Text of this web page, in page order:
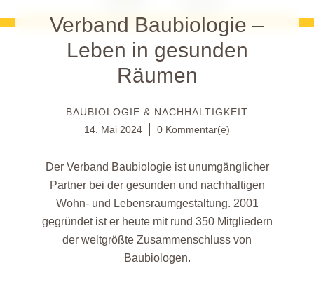
Verband Baubiologie –
Leben in gesunden
Räumen
BAUBIOLOGIE & NACHHALTIGKEIT
14. Mai 2024
0 Kommentar(e)
Der Verband Baubiologie ist unumgänglicher
Partner bei der gesunden und nachhaltigen
Wohn- und Lebensraumgestaltung. 2001
gegründet ist er heute mit rund 350 Mitgliedern
der weltgrößte Zusammenschluss von
Baubiologen.